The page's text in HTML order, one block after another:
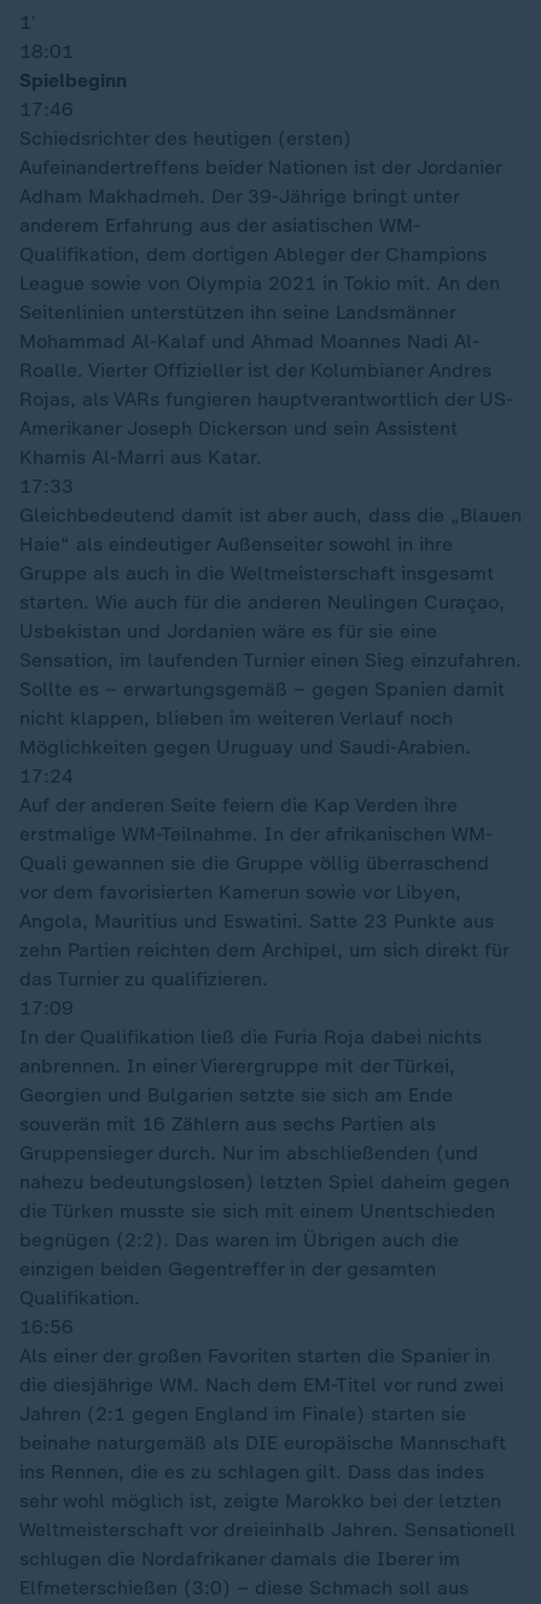
1′
18:01
Spielbeginn
17:46
Schiedsrichter des heutigen (ersten)
Aufeinandertreffens beider Nationen ist der Jordanier
Adham Makhadmeh. Der 39-Jährige bringt unter
anderem Erfahrung aus der asiatischen WM-
Qualifikation, dem dortigen Ableger der Champions
League sowie von Olympia 2021 in Tokio mit. An den
Seitenlinien unterstützen ihn seine Landsmänner
Mohammad Al-Kalaf und Ahmad Moannes Nadi Al-
Roalle. Vierter Offizieller ist der Kolumbianer Andres
Rojas, als VARs fungieren hauptverantwortlich der US-
Amerikaner Joseph Dickerson und sein Assistent
Khamis Al-Marri aus Katar.
17:33
Gleichbedeutend damit ist aber auch, dass die „Blauen
Haie“ als eindeutiger Außenseiter sowohl in ihre
Gruppe als auch in die Weltmeisterschaft insgesamt
starten. Wie auch für die anderen Neulingen Curaçao,
Usbekistan und Jordanien wäre es für sie eine
Sensation, im laufenden Turnier einen Sieg einzufahren.
Sollte es – erwartungsgemäß – gegen Spanien damit
nicht klappen, blieben im weiteren Verlauf noch
Möglichkeiten gegen Uruguay und Saudi-Arabien.
17:24
Auf der anderen Seite feiern die Kap Verden ihre
erstmalige WM-Teilnahme. In der afrikanischen WM-
Quali gewannen sie die Gruppe völlig überraschend
vor dem favorisierten Kamerun sowie vor Libyen,
Angola, Mauritius und Eswatini. Satte 23 Punkte aus
zehn Partien reichten dem Archipel, um sich direkt für
das Turnier zu qualifizieren.
17:09
In der Qualifikation ließ die Furia Roja dabei nichts
anbrennen. In einer Vierergruppe mit der Türkei,
Georgien und Bulgarien setzte sie sich am Ende
souverän mit 16 Zählern aus sechs Partien als
Gruppensieger durch. Nur im abschließenden (und
nahezu bedeutungslosen) letzten Spiel daheim gegen
die Türken musste sie sich mit einem Unentschieden
begnügen (2:2). Das waren im Übrigen auch die
einzigen beiden Gegentreffer in der gesamten
Qualifikation.
16:56
Als einer der großen Favoriten starten die Spanier in
die diesjährige WM. Nach dem EM-Titel vor rund zwei
Jahren (2:1 gegen England im Finale) starten sie
beinahe naturgemäß als DIE europäische Mannschaft
ins Rennen, die es zu schlagen gilt. Dass das indes
sehr wohl möglich ist, zeigte Marokko bei der letzten
Weltmeisterschaft vor dreieinhalb Jahren. Sensationell
schlugen die Nordafrikaner damals die Iberer im
Elfmeterschießen (3:0) – diese Schmach soll aus